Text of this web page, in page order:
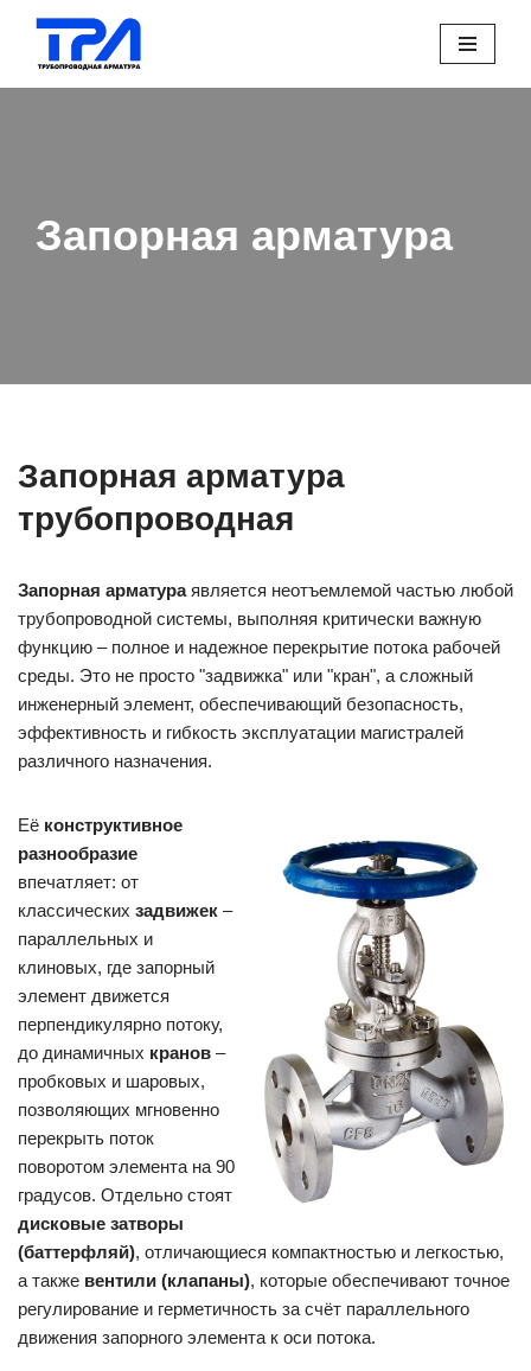
Перейти
к
Запорная арматура
Запорная арматура
трубопроводная
Запорная арматураявляется неотъемлемой частью любой
трубопроводной системы, выполняя критически важную
функцию – полное и надежное перекрытие потока рабочей
среды. Это не просто "задвижка" или "кран", а сложный
инженерный элемент, обеспечивающий безопасность,
эффективность и гибкость эксплуатации магистралей
различного назначения.
Её конструктивное
разнообразие
впечатляет: от
классических задвижек –
параллельных и
клиновых, где запорный
элемент движется
перпендикулярно потоку,
до динамичных кранов –
пробковых и шаровых,
позволяющих мгновенно
перекрыть поток
поворотом элемента на 90
градусов. Отдельно стоят
дисковые затворы
(баттерфляй), отличающиеся компактностью и легкостью,
а также вентили (клапаны), которые обеспечивают точное
регулирование и герметичность за счёт параллельного
движения запорного элемента к оси потока.